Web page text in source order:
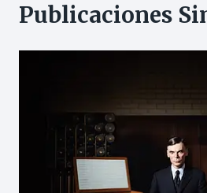
Publicaciones